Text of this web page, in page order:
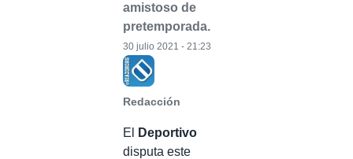
amistoso de
pretemporada.
Redacción
30 julio 2021 - 21:23
El
Deportivo
disputa este